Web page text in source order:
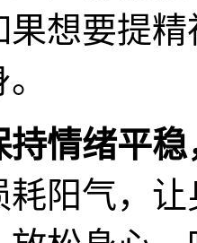
果想要提
持情绪平
耗阳气，